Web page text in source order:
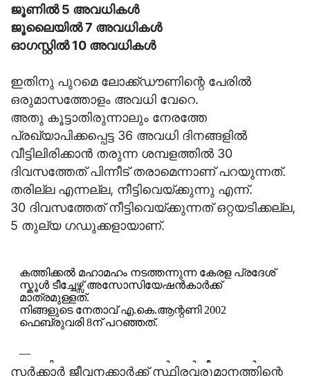
ജൂണില്‍ 5 അവധികള്‍
ജൂലൈയില്‍ 7 അവധികള്‍
ഓഗസ്റ്റില്‍ 10 അവധികള്‍
ഇതിനു പുറമെ ലോക്ക്ഡൗണിന്റെ പേരില്‍
ഒരുമാസത്തോളം അവധി വേറെ.
അതു കൂട്ടാതിരുന്നാലും നേരത്തേ
പ്രഖ്യാപിക്കപ്പെട്ട 36 അവധി ദിനങ്ങളില്‍
വീട്ടിലിരിക്കാന്‍ തരുന്ന ശമ്പളത്തില്‍ 30
ദിവസത്തേത് പിന്നീട് തരാമെന്നാണ് പറയുന്നത്.
തരില്ല എന്നല്ല, നീട്ടിവെയ്ക്കുന്നു എന്ന്.
30 ദിവസത്തേത് നീട്ടിവെയ്ക്കുന്നത് ഒറ്റയടിക്കല്ല,
5 തുല്യ ഗഡുക്കളായാണ്.
കത്തിക്കല്‍ മഹാമഹം നടത്തന്നുന്ന കേരള പ്രദേശ്
സ്കൂള്‍ ടീച്ചേഴ്സ് അസോസിയേഷന്‍കാര്‍ക്ക്
മാത്രമുള്ളത്.
നിങ്ങളുടെ നേതാവ് എ.കെ.ആന്റണി 2002
ഫെബ്രുവരി 8ന് പറഞ്ഞത്.
—
ബാക്കി സുമനസ്സുകളായ സര്‍ക്കാര്‍ ജീവനക്കാര്‍
സര്‍ക്കാര്‍ ജീവനക്കാര്‍ക്ക് സ്ഥിരവരുമാനത്തിന്റെ